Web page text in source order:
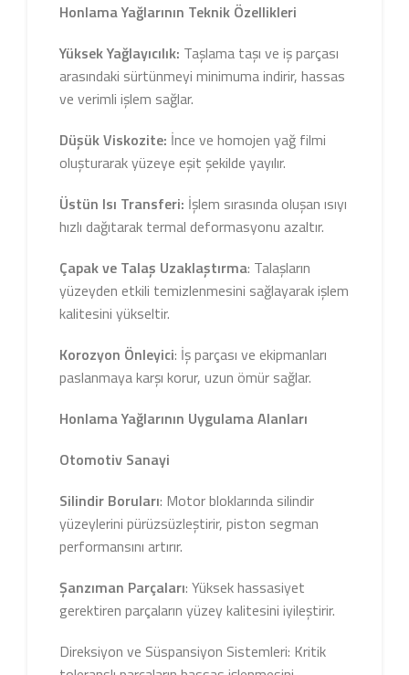
Honlama Yağlarının Teknik Özellikleri
Yüksek Yağlayıcılık: Taşlama taşı ve iş parçası
arasındaki sürtünmeyi minimuma indirir, hassas
ve verimli işlem sağlar.
Düşük Viskozite: İnce ve homojen yağ filmi
oluşturarak yüzeye eşit şekilde yayılır.
Üstün Isı Transferi: İşlem sırasında oluşan ısıyı
hızlı dağıtarak termal deformasyonu azaltır.
Çapak ve Talaş Uzaklaştırma: Talaşların
yüzeyden etkili temizlenmesini sağlayarak işlem
kalitesini yükseltir.
Korozyon Önleyici: İş parçası ve ekipmanları
paslanmaya karşı korur, uzun ömür sağlar.
Honlama Yağlarının Uygulama Alanları
Otomotiv Sanayi
Silindir Boruları: Motor bloklarında silindir
yüzeylerini pürüzsüzleştirir, piston segman
performansını artırır.
Şanzıman Parçaları: Yüksek hassasiyet
gerektiren parçaların yüzey kalitesini iyileştirir.
Direksiyon ve Süspansiyon Sistemleri: Kritik